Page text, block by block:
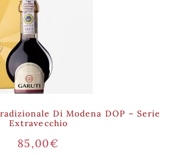
Di Modena DOP – Serie
Extravecchio
85,00€